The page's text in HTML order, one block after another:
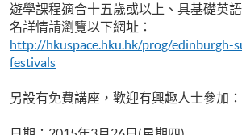
遊學課程適合十五歲或以上、具基礎英
名詳情請瀏覽以下網址：
http://hkuspace.hku.hk/prog/edinburgh-
festivals
另設有免費講座，歡迎有興趣人士參加：